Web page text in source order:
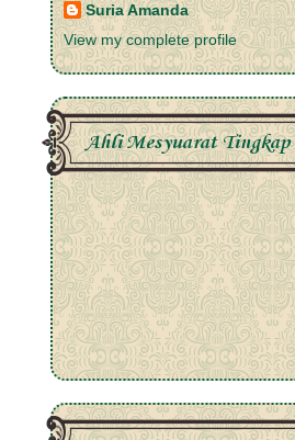
Suria Amanda
View my complete profile
Ahli Mesyuarat Tingkap